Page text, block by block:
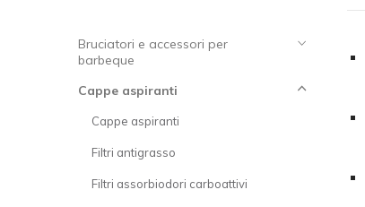
Bruciatori e accessori per
barbeque
Cappe aspiranti
Cappe aspiranti
Filtri antigrasso
Filtri assorbiodori carboattivi